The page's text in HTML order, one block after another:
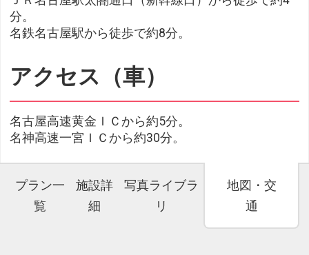
分。
名鉄名古屋駅から徒歩で約8分。
アクセス（車）
名古屋高速黄金ＩＣから約5分。
名神高速一宮ＩＣから約30分。
プラン一
覧
施設詳
細
写真ライブラ
リ
地図・交
通